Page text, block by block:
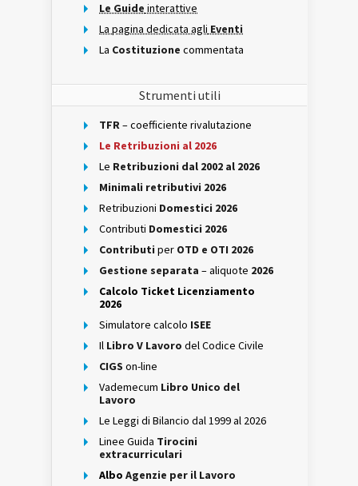
Le Guide interattive
La pagina dedicata agli Eventi
La Costituzione commentata
Strumenti utili
TFR– coefficiente rivalutazione
Le Retribuzioni al 2026
Le Retribuzioni dal 2002 al 2026
Minimali retributivi 2026
Retribuzioni Domestici 2026
Contributi Domestici 2026
Contributi per OTD e OTI 2026
Gestione separata – aliquote 2026
Calcolo Ticket Licenziamento
2026
Simulatore calcolo ISEE
Il Libro V Lavoro del Codice Civile
CIGS on-line
Vademecum Libro Unico del
Lavoro
Le Leggi di Bilancio dal 1999 al 2026
Linee Guida Tirocini
extracurriculari
Albo Agenzie per il Lavoro